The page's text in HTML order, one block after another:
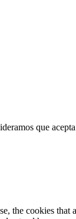
que
cookies that